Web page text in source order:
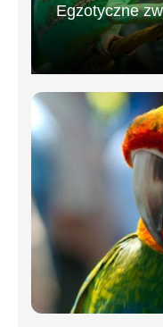
Egzotyczne